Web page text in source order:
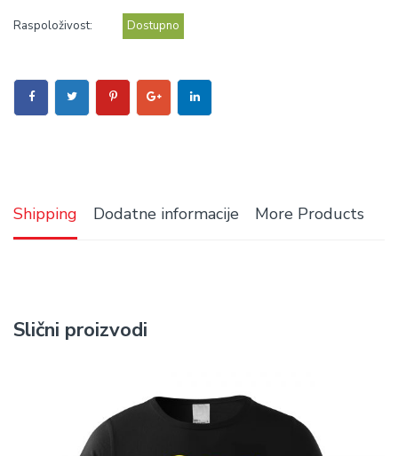
Raspoloživost: Dostupno
Shipping Dodatne informacije More Products
Slični proizvodi